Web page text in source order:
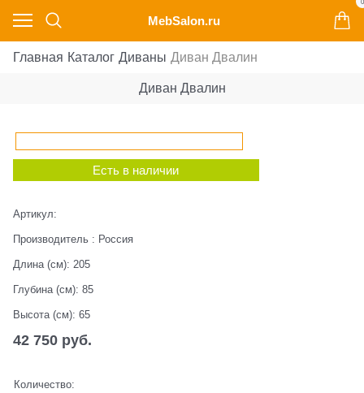
MebSalon.ru
0
Главная Каталог Диваны Диван Двалин
Диван Двалин
Есть в наличии
Артикул:
Производитель : Россия
Длина (см): 205
Глубина (см): 85
Высота (см): 65
42 750 руб.
Количество: